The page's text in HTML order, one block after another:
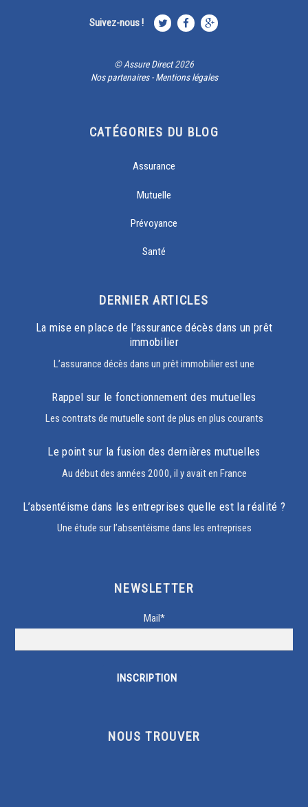
Suivez-nous !
©Assure Direct2026
Nos partenaires-Mentions légales
CATÉGORIES DU BLOG
Assurance
Mutuelle
Prévoyance
Santé
DERNIER ARTICLES
La mise en place de l’assurance décès dans un prêt
immobilier
L’assurance décès dans un prêt immobilier est une
Rappel sur le fonctionnement des mutuelles
Les contrats de mutuelle sont de plus en plus courants
Le point sur la fusion des dernières mutuelles
Au début des années 2000, il y avait en France
L’absentéisme dans les entreprises quelle est la réalité ?
Une étude sur l’absentéisme dans les entreprises
NEWSLETTER
Mail*
NOUS TROUVER